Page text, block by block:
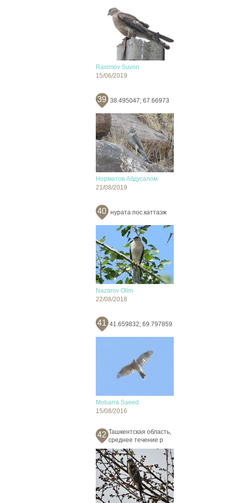
Raximov Suvon
15/06/2019
39 38.495047; 67.66973
Норматов Абдусалом
21/08/2019
40 нурата пос.каттаэж
Nazarov Olim
22/08/2018
41 41.659832; 69.797859
Mobarra Saeed
15/08/2016
42 Ташкентская область,
среднее течение р